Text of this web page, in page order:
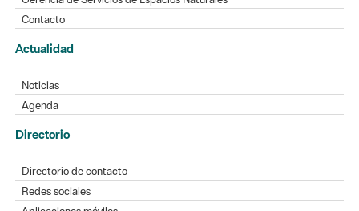
Contacto
Actualidad
Noticias
Agenda
Directorio
Directorio de contacto
Redes sociales